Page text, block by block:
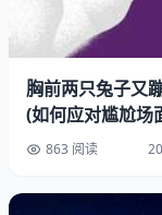
沟通和信任，才
二、属兔人的事业
属兔人在2023年
的努力和耐心。
属兔人也需要更
胸前两只兔子又
(如何应对尴尬场
863 阅读